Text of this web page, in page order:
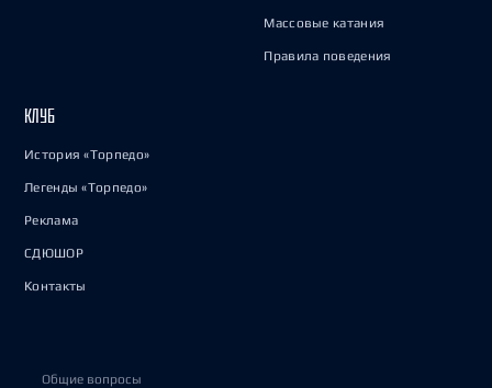
Массовые катания
Правила поведения
КЛУБ
История «Торпедо»
Легенды «Торпедо»
Реклама
СДЮШОР
Контакты
Общие вопросы